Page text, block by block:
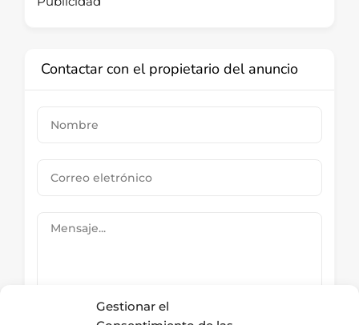
Gestionar el
Contactar con el propietario del anuncio